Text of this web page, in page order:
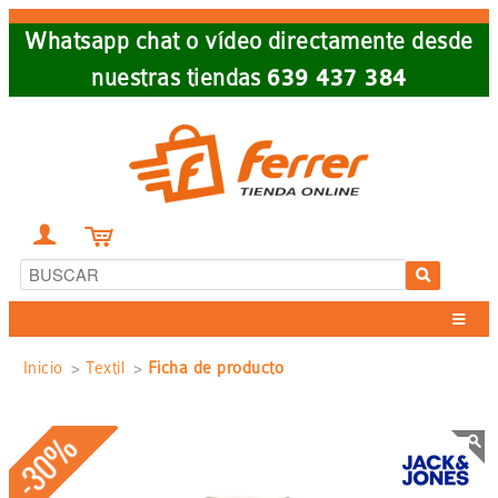
Skip
Whatsapp chat o vídeo directamente desde
nuestras tiendas 639 437 384
 
Sobrescribir
de
Inicio Textil Ficha de producto
-30%